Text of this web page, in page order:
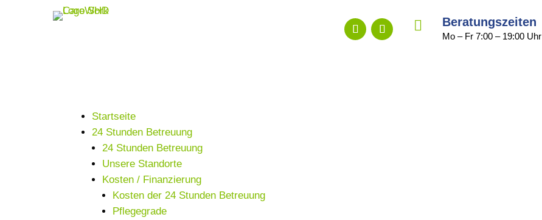
 Beratungszeiten
Mo – Fr 7:00 – 19:00 Uhr
Startseite
24 Stunden Betreuung
24 Stunden Betreuung
Unsere Standorte
Kosten / Finanzierung
Kosten der 24 Stunden Betreuung
Pflegegrade